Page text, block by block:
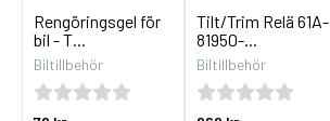
Rengöringsgel för
bil - T...
Biltillbehör
Tilt/Trim Relä 61A-
81950-...
Biltillbehör